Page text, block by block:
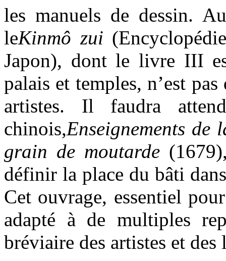
les manuels de dessin.
leKinmô zui
Japon), dont le livre III
palais et temples, n’est
artistes. Il faudra
chinois,Enseignements
grain de moutarde
définir la place du bâti
Cet ouvrage, essentiel
adapté à de multiples
bréviaire des artistes et des